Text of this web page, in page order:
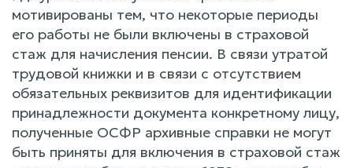
мотивированы тем, что некоторые периоды
его работы не были включены в страховой
стаж для начисления пенсии. В связи утратой
трудовой книжки и в связи с отсутствием
обязательных реквизитов для идентификации
принадлежности документа конкретному лицу,
полученные ОСФР архивные справки не могут
быть приняты для включения в страховой стаж